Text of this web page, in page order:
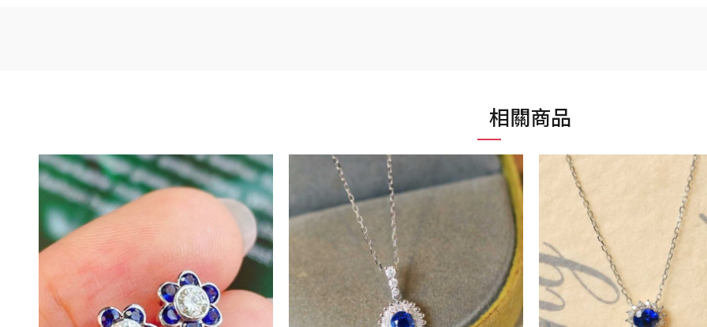
相關商品